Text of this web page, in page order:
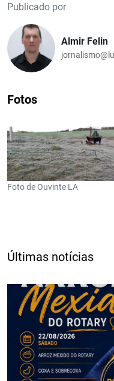
Publicado por
Almir Felin
Fotos
Foto de Ouvinte LA
Últimas notícias